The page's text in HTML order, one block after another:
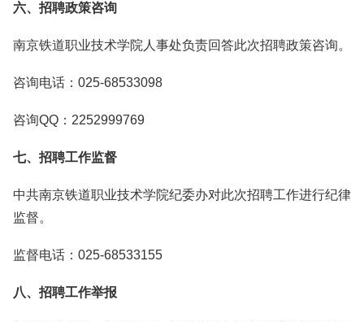
六、招聘政策咨询
南京铁道职业技术学院人事处负责回答此次招聘政策咨询。
咨询电话：025-68533098
咨询QQ：2252999769
七、招聘工作监督
中共南京铁道职业技术学院纪委办对此次招聘工作进行纪律
监督。
监督电话：025-68533155
八、招聘工作举报